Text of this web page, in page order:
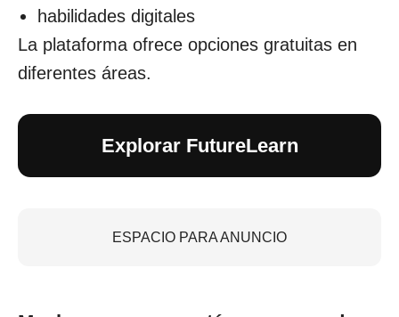
habilidades digitales
La plataforma ofrece opciones gratuitas en
diferentes áreas.
Explorar FutureLearn
ESPACIO PARA ANUNCIO